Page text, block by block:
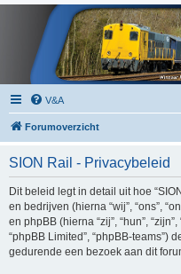
V&A
Forumoverzicht
SION Rail - Privacybeleid
Dit beleid legt in detail uit hoe
en bedrijven (hierna “wij”, “ons”,
en phpBB (hierna “zij”, “hun”,
“phpBB Limited”, “phpBB-teams”)
gedurende een bezoek aan dit